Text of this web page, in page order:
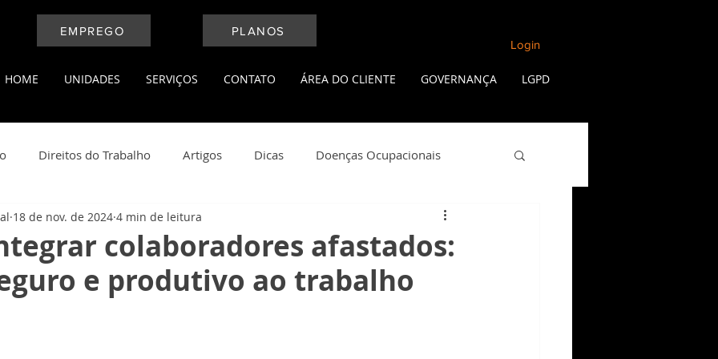
EMPREGO
PLANOS
Login
HOME UNIDADES SERVIÇOS CONTATO ÁREA DO CLIENTE GOVERNANÇA LGPD
Direitos do Trabalho Artigos Dicas Doenças Ocupacionais
Medicina do Trabalho Leis Trabalhistas Qualidade de Vida
do Trabalho Saúde e Bem Estar
colaboradores afastados:
e produtivo ao trabalho
18 de nov. de 2024 4 min de leitura